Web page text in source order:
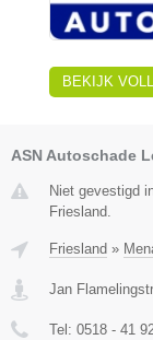
BEKIJK
ASN Autoschade
Niet gevestigd
Friesland.
Friesland »
Jan
Tel: 0518 - 41